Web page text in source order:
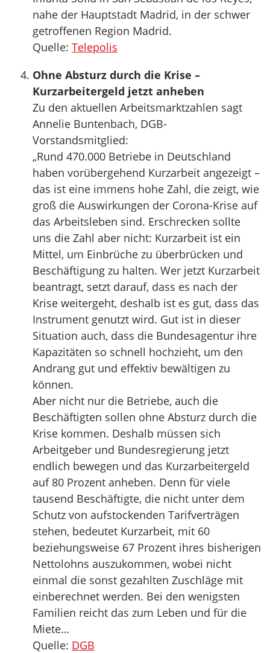
nahe der Hauptstadt Madrid, in der schwer
getroffenen Region Madrid.
Quelle: Telepolis
Ohne Absturz durch die Krise –
Kurzarbeitergeld jetzt anheben
Zu den aktuellen Arbeitsmarktzahlen sagt
Annelie Buntenbach, DGB-
Vorstandsmitglied:
„Rund 470.000 Betriebe in Deutschland
haben vorübergehend Kurzarbeit angezeigt –
das ist eine immens hohe Zahl, die zeigt, wie
groß die Auswirkungen der Corona-Krise auf
das Arbeitsleben sind. Erschrecken sollte
uns die Zahl aber nicht: Kurzarbeit ist ein
Mittel, um Einbrüche zu überbrücken und
Beschäftigung zu halten. Wer jetzt Kurzarbeit
beantragt, setzt darauf, dass es nach der
Krise weitergeht, deshalb ist es gut, dass das
Instrument genutzt wird. Gut ist in dieser
Situation auch, dass die Bundesagentur ihre
Kapazitäten so schnell hochzieht, um den
Andrang gut und effektiv bewältigen zu
können.
Aber nicht nur die Betriebe, auch die
Beschäftigten sollen ohne Absturz durch die
Krise kommen. Deshalb müssen sich
Arbeitgeber und Bundesregierung jetzt
endlich bewegen und das Kurzarbeitergeld
auf 80 Prozent anheben. Denn für viele
tausend Beschäftigte, die nicht unter dem
Schutz von aufstockenden Tarifverträgen
stehen, bedeutet Kurzarbeit, mit 60
beziehungsweise 67 Prozent ihres bisherigen
Nettolohns auszukommen, wobei nicht
einmal die sonst gezahlten Zuschläge mit
einberechnet werden. Bei den wenigsten
Familien reicht das zum Leben und für die
Miete…
Quelle: DGB